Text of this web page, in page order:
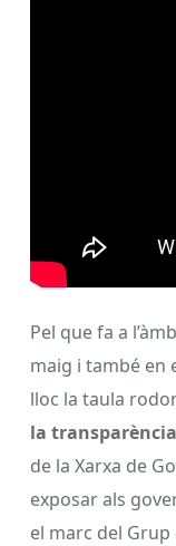
Pel que fa a
maig i també en
lloc la taula
la
de la Xarxa de
exposar als
el marc del Grup